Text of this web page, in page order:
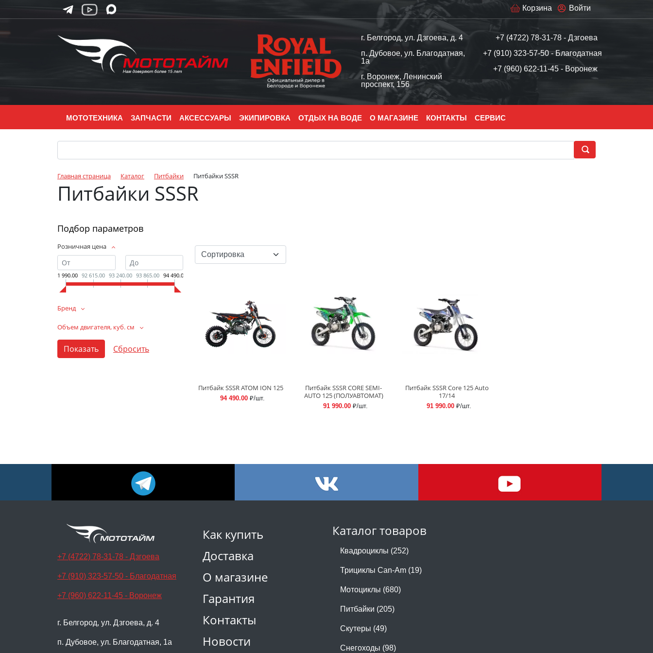
Войти
Корзина
г. Белгород, ул. Дзгоева, д. 4
п. Дубовое, ул. Благодатная,
1а
г. Воронеж, Ленинский
проспект, 156
+7 (4722) 78-31-78 - Дзгоева
+7 (910) 323-57-50 - Благодатная
+7 (960) 622-11-45 - Воронеж
МОТОТЕХНИКА ЗАПЧАСТИ АКСЕССУАРЫ ЭКИПИРОВКА ОТДЫХ НА ВОДЕ О МАГАЗИНЕ КОНТАКТЫ СЕРВИС
Главная страница Каталог Питбайки Питбайки SSSR
Питбайки SSSR
Подбор параметров
Розничная цена
91 990.00 92 615.00 93 240.00 93 865.00 94 490.00
Бренд
Объем двигателя, куб. см
Питбайк SSSR ATOM ION 125
94 490.00₽/шт.
Питбайк SSSR CORE SEMI-
AUTO 125 (ПОЛУАВТОМАТ)
91 990.00₽/шт.
Питбайк SSSR Core 125 Auto
17/14
91 990.00 ₽/шт.
Как купить
Доставка
О магазине
Гарантия
Контакты
Новости
Каталог товаров
Квадроциклы (252)
Трициклы Can-Am (19)
Мотоциклы (680)
Питбайки (205)
Скутеры (49)
Снегоходы (98)
+7 (4722) 78-31-78 - Дзгоева
+7 (910) 323-57-50 - Благодатная
+7 (960) 622-11-45 - Воронеж
г. Белгород, ул. Дзгоева, д. 4
п. Дубовое, ул. Благодатная, 1а